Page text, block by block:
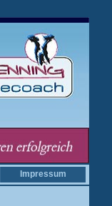
Impressum